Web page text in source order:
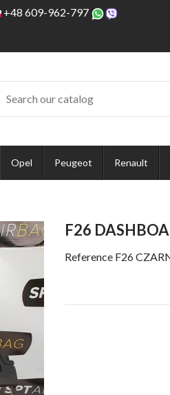
+48 609-962-797
Opel Peugeot Renault
F26
Reference F26